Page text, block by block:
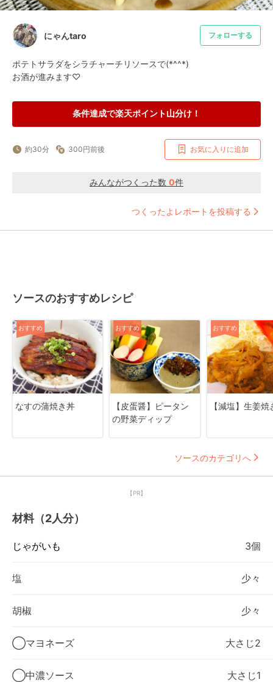
にゃんtaro フォローする
ポテトサラダをシラチャーチリソースで(*^^*)
お酒が進みます♡
条件達成で楽天ポイント山分け！
約30分 300円前後 お気に入りに追加
みんながつくった数 0件
つくったよレポートを投稿する
ソースのおすすめレシピ
おすすめ
なすの蒲焼き丼
おすすめ
【皮蛋醤】ピータン
の野菜ディップ
おすすめ
【減塩】生姜焼
ソースのカテゴリへ
【PR】
材料（2人分）
じゃがいも 3個
塩 少々
胡椒 少々
◯マヨネーズ 大さじ2
◯中濃ソース 大さじ1